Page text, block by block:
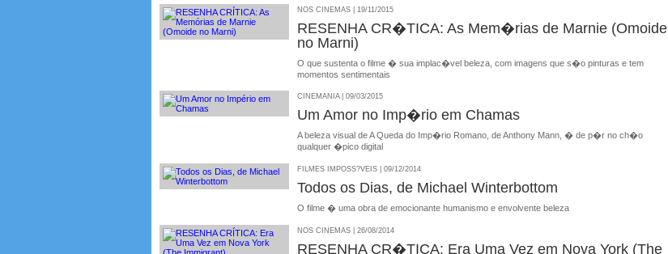
NOS CINEMAS | 19/11/2015
RESENHA CR�TICA: As Mem�rias de Marnie (Omoide
no Marni)
O que sustenta o filme � sua implac�vel beleza, com imagens que s�o pinturas e tem
momentos sentimentais
CINEMANIA | 09/03/2015
Um Amor no Imp�rio em Chamas
A beleza visual de A Queda do Imp�rio Romano, de Anthony Mann, � de p�r no ch�o
qualquer �pico digital
FILMES IMPOSS?VEIS | 09/12/2014
Todos os Dias, de Michael Winterbottom
O filme � uma obra de emocionante humanismo e envolvente beleza
NOS CINEMAS | 26/08/2014
RESENHA CR�TICA: Era Uma Vez em Nova York (The